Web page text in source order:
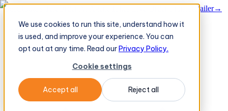
We use cookies to run this site, understand how it
is used, and improve your experience. You can
opt out at any time. Read ourPrivacy Policy.
Cookie settings
Accept all Reject all
BeatRoute's TeleOrder AI Agent Takes Live Order From Retailer→
PlatformPlatform